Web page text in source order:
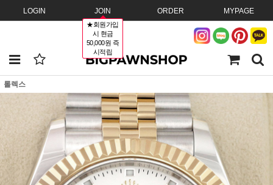
LOGIN JOIN
★회원가입
시 현금
50,000원 즉
시적립
ORDER MYPAGE
롤렉스